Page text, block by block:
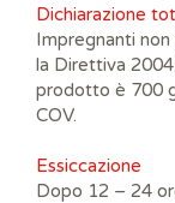
Dichiarazione
Impregnanti
la Direttiva
prodotto è 700
COV.
Essiccazione
Dopo 12 – 24